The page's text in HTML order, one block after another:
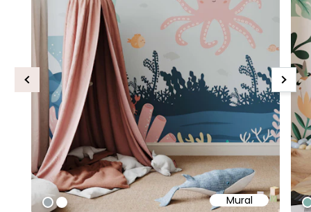
Mural
#9fa8ad
#ffffff
Previous Next